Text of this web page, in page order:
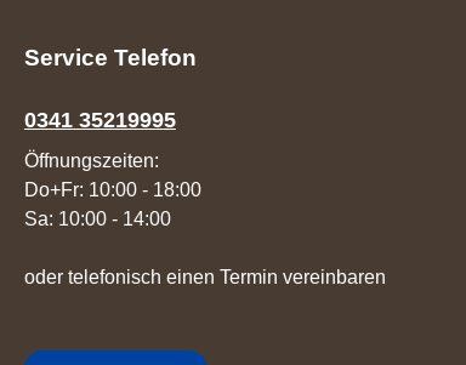
Service Telefon
0341 35219995
Öffnungszeiten:
Do+Fr: 10:00 - 18:00
Sa: 10:00 - 14:00
oder telefonisch einen Termin vereinbaren